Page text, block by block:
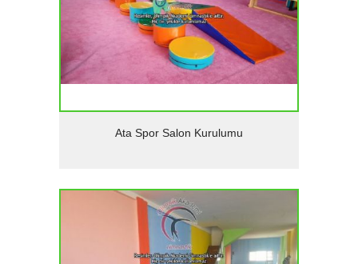
Detaylar
Ata Spor Salon Kurulumu